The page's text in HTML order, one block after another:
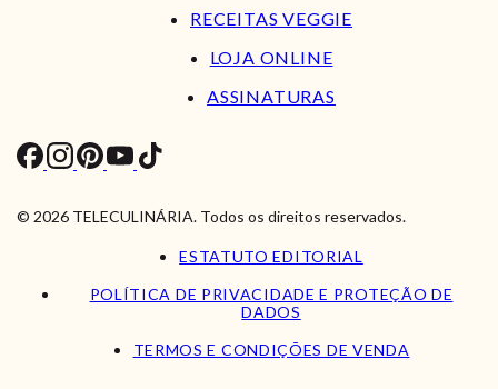
RECEITAS VEGGIE
LOJA ONLINE
ASSINATURAS
© 2026 TELECULINÁRIA. Todos os direitos reservados.
ESTATUTO EDITORIAL
POLÍTICA DE PRIVACIDADE E PROTEÇÃO DE
DADOS
TERMOS E CONDIÇÕES DE VENDA